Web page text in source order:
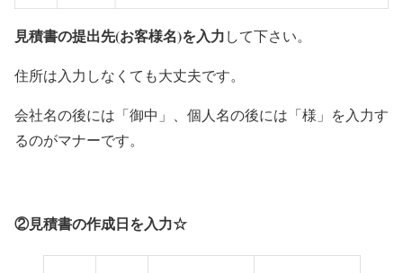
見積書の提出先(お客様名)を入力して下さい。
住所は入力しなくても大丈夫です。
会社名の後には「御中」、個人名の後には「様」を入力す
るのがマナーです。
②見積書の作成日を入力☆